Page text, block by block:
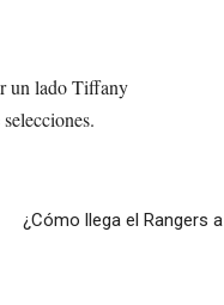
un lado Tiffany
¿Cómo llega el Rangers